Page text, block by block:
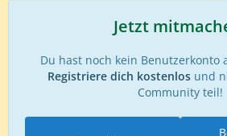
Jetzt
Du hast noch kein Benutzerkonto
Registriere dich kostenlos und
Community teil!